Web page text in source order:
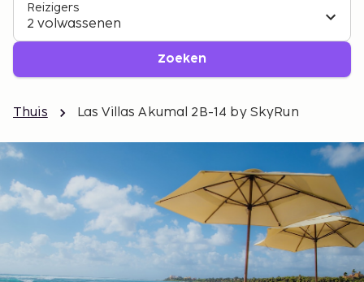
Reizigers
2 volwassenen
Zoeken
Thuis Las Villas Akumal 2B-14 by SkyRun